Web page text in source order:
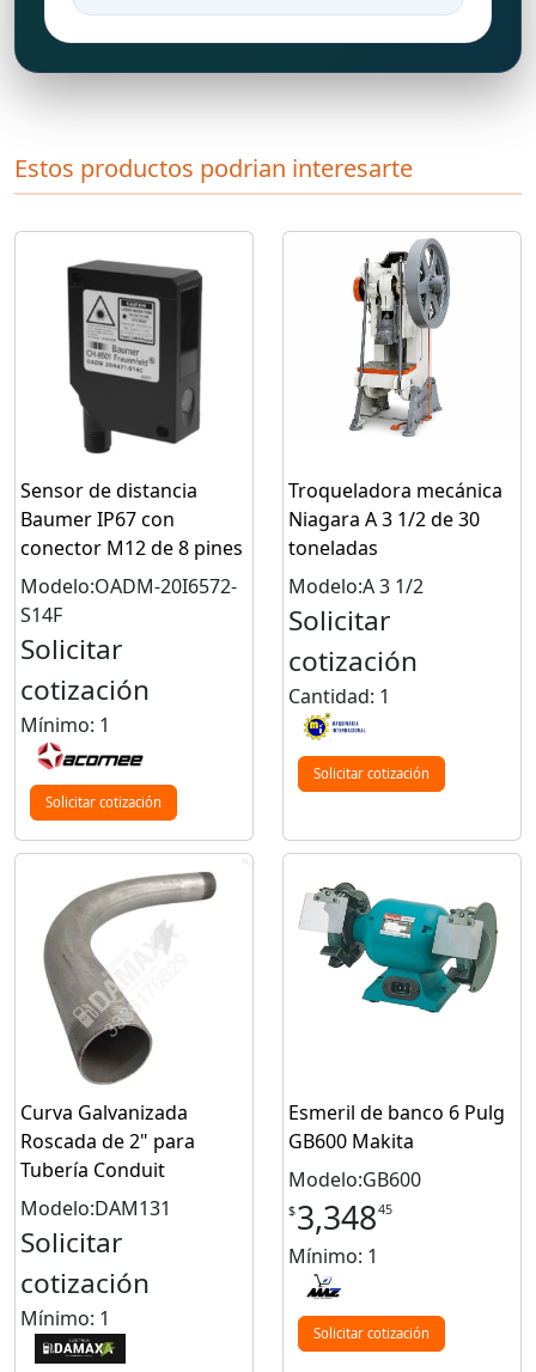
Estos productos podrian interesarte
Sensor de distancia
Baumer IP67 con
conector M12 de 8 pines
Modelo:OADM-20I6572-
S14F
Solicitar
cotización
Mínimo: 1
Solicitar cotización
Troqueladora mecánica
Niagara A 3 1/2 de 30
toneladas
Modelo:A 3 1/2
Solicitar
cotización
Cantidad: 1
Solicitar cotización
Curva Galvanizada
Roscada de 2" para
Tubería Conduit
Modelo:DAM131
Solicitar
cotización
Mínimo: 1
Esmeril de banco 6 Pulg
GB600 Makita
Modelo:GB600
$3,34845
Mínimo: 1
Solicitar cotización